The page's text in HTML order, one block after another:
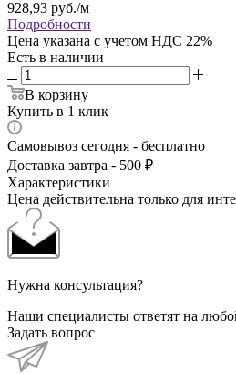
928,93 руб./м
Подробности
Цена указана с учетом НДС 22%
Есть в наличии
В корзину
Купить в 1 клик
Самовывоз сегодня - бесплатно
Доставка завтра - 500 ₽
Характеристики
Цена действительна только для
Нужна консультация?
Наши специалисты ответят на
Задать вопрос